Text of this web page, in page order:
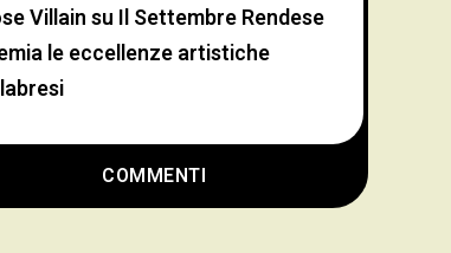
COMMENTI
Villainsu Il Settembre Rendese
le eccellenze artistiche